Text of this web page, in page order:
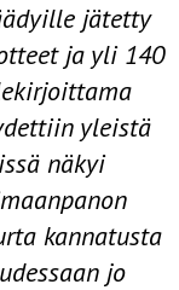
jätetty
ja yli 140
yleistä
näkyi
kannatusta
jo